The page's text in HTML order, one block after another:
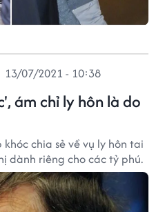
ám chỉ ly hôn là do
13/07/2021 - 10:38
chia sẻ về vụ ly hôn tai
dành riêng cho các tỷ phú.